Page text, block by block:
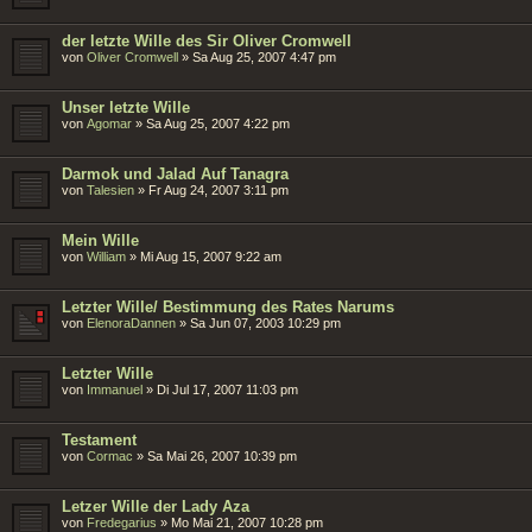
der letzte Wille des Sir Oliver Cromwell
von Oliver Cromwell » Sa Aug 25, 2007 4:47 pm
Unser letzte Wille
von Agomar » Sa Aug 25, 2007 4:22 pm
Darmok und Jalad Auf Tanagra
von Talesien » Fr Aug 24, 2007 3:11 pm
Mein Wille
von William » Mi Aug 15, 2007 9:22 am
Letzter Wille/ Bestimmung des Rates Narums
von ElenoraDannen » Sa Jun 07, 2003 10:29 pm
Letzter Wille
von Immanuel » Di Jul 17, 2007 11:03 pm
Testament
von Cormac » Sa Mai 26, 2007 10:39 pm
Letzer Wille der Lady Aza
von Fredegarius » Mo Mai 21, 2007 10:28 pm